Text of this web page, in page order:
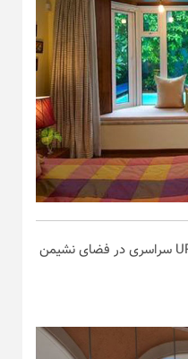
۲۲. مدل پنجره برای باغ و ویلا UPVC سراسری در فضای نشیمن